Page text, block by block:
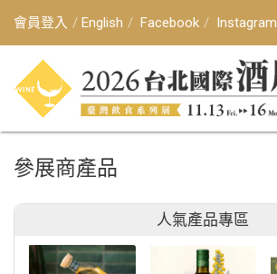
會員登入 English Facebook Instagram
參展商產品
人氣產品專區